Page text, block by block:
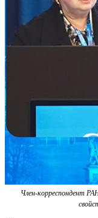
Член-корреспондент